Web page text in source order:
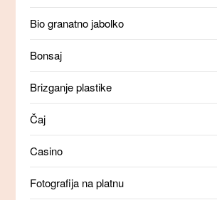
Bio granatno jabolko
Bonsaj
Brizganje plastike
Čaj
Casino
Fotografija na platnu